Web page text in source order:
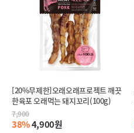
[20%무제한]오래오래프로젝트 깨끗
한육포 오래먹는 돼지꼬리(100g)
7,900
38%4,900원